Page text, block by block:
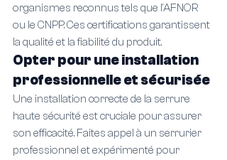
organismes reconnus tels que l'AFNOR
ou le CNPP. Ces certifications garantissent
la qualité et la fiabilité du produit.
Opter pour une installation
professionnelle et sécurisée
Une installation correcte de la serrure
haute sécurité est cruciale pour assurer
son efficacité. Faites appel à un serrurier
professionnel et expérimenté pour